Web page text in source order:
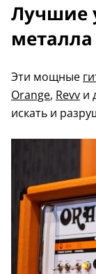
Лучшие
металла
Эти мощные
Orange, Revv и
искать и